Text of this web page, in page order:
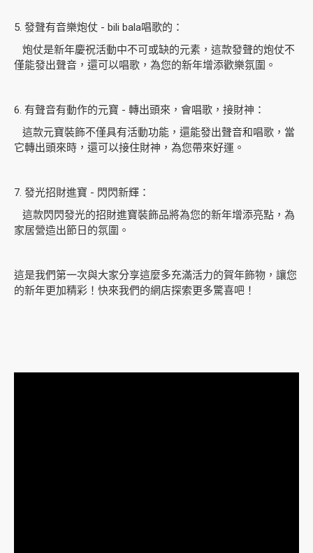
5. 發聲有音樂炮仗 - bili bala唱歌的：
炮仗是新年慶祝活動中不可或缺的元素，這款發聲的炮仗不
僅能發出聲音，還可以唱歌，為您的新年增添歡樂氛圍。
6. 有聲音有動作的元寶 - 轉出頭來，會唱歌，接財神：
這款元寶裝飾不僅具有活動功能，還能發出聲音和唱歌，當
它轉出頭來時，還可以接住財神，為您帶來好運。
7. 發光招財進寶 - 閃閃新輝：
這款閃閃發光的招財進寶裝飾品將為您的新年增添亮點，為
家居營造出節日的氛圍。
這是我們第一次與大家分享這麼多充滿活力的賀年飾物，讓您
的新年更加精彩！快來我們的網店探索更多驚喜吧！